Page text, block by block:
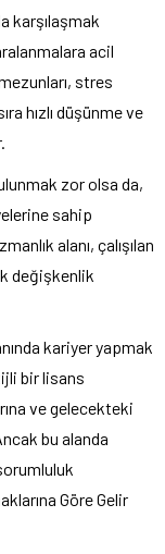
karşılaşmak
acil
stres
hızlı düşünme ve
zor olsa da,
sahip
alanı, çalışılan
değişkenlik
kariyer yapmak
bir lisans
ve gelecekteki
bu alanda
Göre Gelir